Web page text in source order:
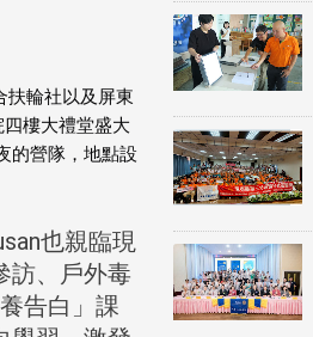
扶輪社以及屏東
樓大禮堂盛大
的營隊，地點設
也親臨現
訪、戶外毒
告白」課